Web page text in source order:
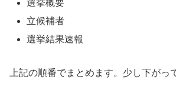
選挙概要
立候補者
選挙結果速報
上記の順番でまとめます。少し下がっ